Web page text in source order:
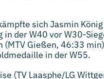
sich Jasmin
der W40 vor W30-
Gießen, 46:33
in der W55.
(TV Laasphe/LG